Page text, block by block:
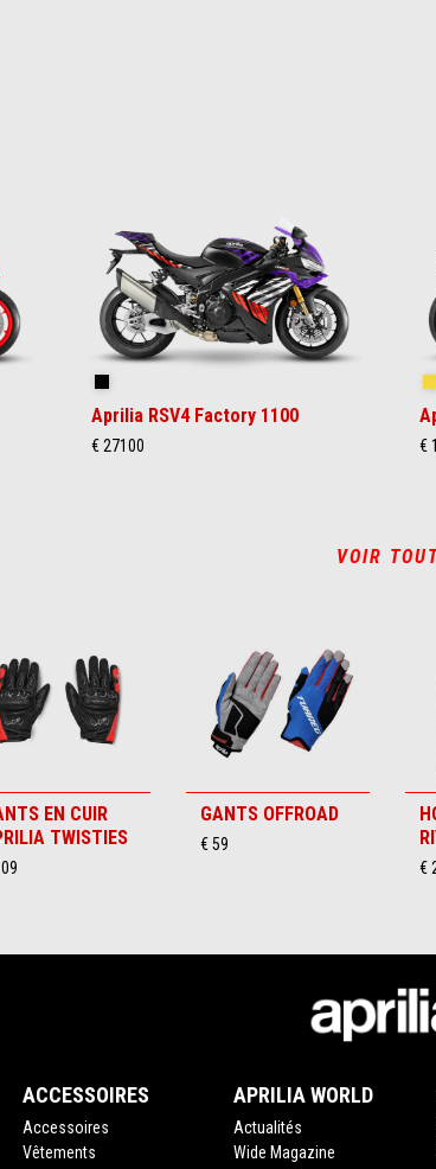
Aprilia RSV4 Factory 1100
€ 27100 €
VOIR
EN CUIR
TWISTIES
GANTS OFFROAD
€ 59
€
ACCESSOIRES
Accessoires
Vêtements
APRILIA WORLD
Actualités
Wide Magazine